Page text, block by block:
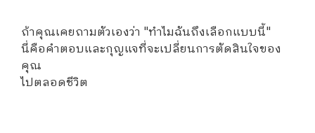
ถ้าคุณเคยถามตัวเองว่า "ทำไมฉันถึงเลือกแบบนี้"
นี่คือคำตอบและกุญแจที่จะเปลี่ยนการตัดสินใจของ
คุณ
ไปตลอดชีวิต